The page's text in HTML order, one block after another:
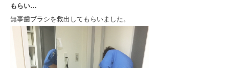
もらい…
無事歯ブラシを救出してもらいました。